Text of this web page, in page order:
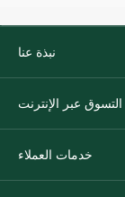
نبذة عنا
التسوق عبر الإنترنت
خدمات العملاء